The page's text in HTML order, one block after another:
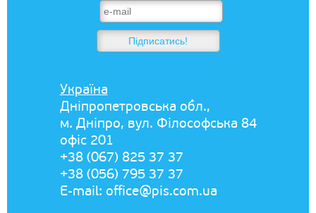
Україна
Дніпропетровська обл.,
м. Дніпро, вул. Філософська 84
офіс 201
+38 (067) 825 37 37
+38 (056) 795 37 37
E-mail: office@pis.com.ua